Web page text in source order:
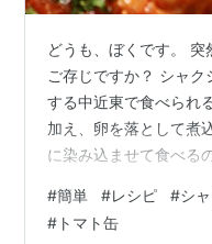
どうも、ぼくです。
ご存じですか？ シャク
する中近東で食べられ
加え、卵を落として煮
に染み込ませて食べる
れを、自分好みに魔改
います👿 【アラビアー
#簡単 #レシピ #シ
# トマト缶